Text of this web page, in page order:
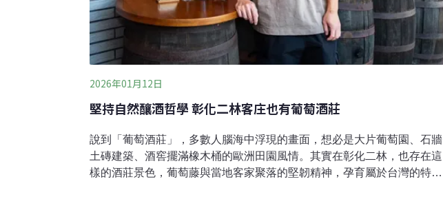
2026年01月12日
堅持自然釀酒哲學 彰化二林客庄也有葡萄酒莊
說到「葡萄酒莊」，多數人腦海中浮現的畫面，想必是大片葡萄園、石牆
土磚建築、酒窖擺滿橡木桶的歐洲田園風情。其實在彰化二林，也存在這
樣的酒莊景色，葡萄藤與當地客家聚落的堅韌精神，孕育屬於台灣的特色